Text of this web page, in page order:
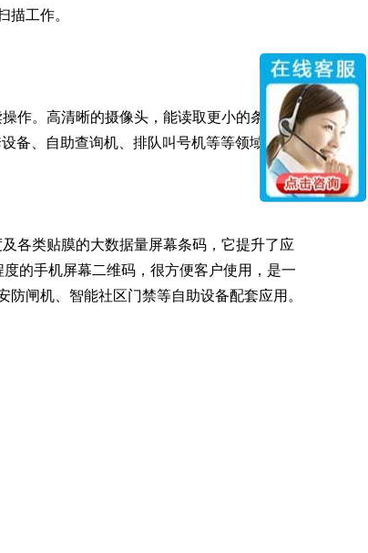
描工作。
作。高清晰的摄像头，能读取更小的条码，
备、自助查询机、排队叫号机等等领域。
各类贴膜的大数据量屏幕条码，它提升了应
的手机屏幕二维码，很方便客户使用，是一
闸机、智能社区门禁等自助设备配套应用。